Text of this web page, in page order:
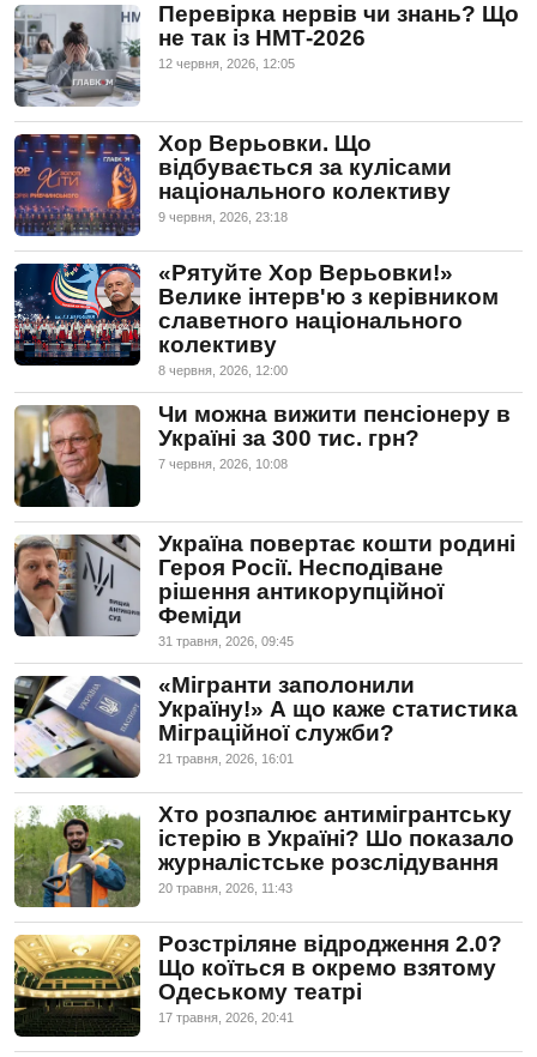
Перевірка нервів чи знань? Що
не так із НМТ-2026
12 червня, 2026, 12:05
Хор Верьовки. Що
відбувається за кулісами
національного колективу
9 червня, 2026, 23:18
«Рятуйте Хор Верьовки!»
Велике інтерв'ю з керівником
славетного національного
колективу
8 червня, 2026, 12:00
Чи можна вижити пенсіонеру в
Україні за 300 тис. грн?
7 червня, 2026, 10:08
Україна повертає кошти родині
Героя Росії. Несподіване
рішення антикорупційної
Феміди
31 травня, 2026, 09:45
«Мігранти заполонили
Україну!» А що каже статистика
Міграційної служби?
21 травня, 2026, 16:01
Хто розпалює антимігрантську
істерію в Україні? Шо показало
журналістське розслідування
20 травня, 2026, 11:43
Розстріляне відродження 2.0?
Що коїться в окремо взятому
Одеському театрі
17 травня, 2026, 20:41